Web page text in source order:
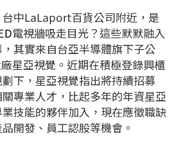
e
d
I
n
L
i
n
k
中LaLaport百貨公司附近，是
電視牆吸走目光？這些默默融入
其實來自台亞半導體旗下子公
星亞視覺。近期在積極登錄興櫃
下，星亞視覺指出將持續招募
關專業人才，比起多年的年資星亞
技能的夥伴加入，現在應徵職缺
開發、員工認股等機會。